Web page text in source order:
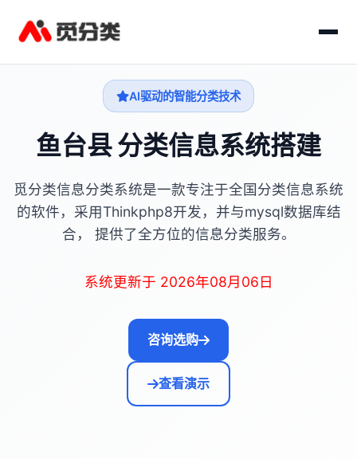
AI驱动的智能分类技术
鱼台县 分类信息系统搭建
觅分类信息分类系统是一款专注于全国分类信息系统
的软件，采用Thinkphp8开发，并与mysql数据库结
合， 提供了全方位的信息分类服务。
系统更新于 2026年08月06日
咨询选购
查看演示